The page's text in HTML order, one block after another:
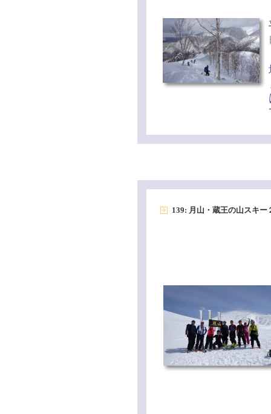
139: 月山・蔵王の山スキー